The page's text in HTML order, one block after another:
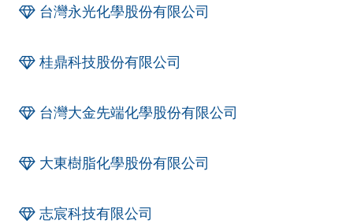
台灣永光化學股份有限公司
桂鼎科技股份有限公司
台灣大金先端化學股份有限公司
大東樹脂化學股份有限公司
志宸科技有限公司